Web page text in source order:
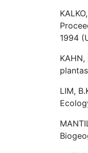
1994
LIM,